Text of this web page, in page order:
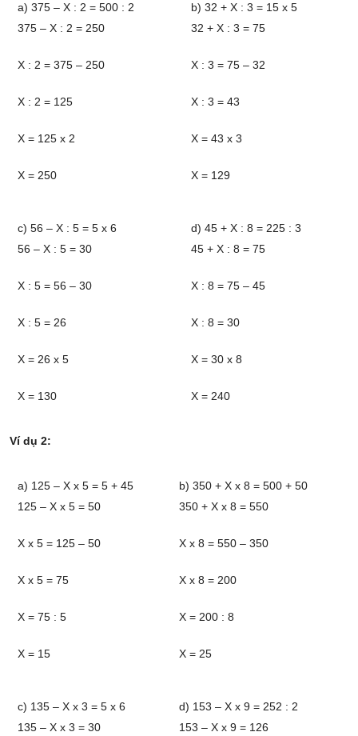
a) 375 – X : 2 = 500 : 2
375 – X : 2 = 250
X : 2 = 375 – 250
X : 2 = 125
X = 125 x 2
X = 250
b) 32 + X : 3 = 15 x 5
32 + X : 3 = 75
X : 3 = 75 – 32
X : 3 = 43
X = 43 x 3
X = 129
c) 56 – X : 5 = 5 x 6
56 – X : 5 = 30
X : 5 = 56 – 30
X : 5 = 26
X = 26 x 5
X = 130
d) 45 + X : 8 = 225 : 3
45 + X : 8 = 75
X : 8 = 75 – 45
X : 8 = 30
X = 30 x 8
X = 240
Ví dụ 2:
a) 125 – X x 5 = 5 + 45
125 – X x 5 = 50
X x 5 = 125 – 50
X x 5 = 75
X = 75 : 5
X = 15
b) 350 + X x 8 = 500 + 50
350 + X x 8 = 550
X x 8 = 550 – 350
X x 8 = 200
X = 200 : 8
X = 25
c) 135 – X x 3 = 5 x 6
135 – X x 3 = 30
d) 153 – X x 9 = 252 : 2
153 – X x 9 = 126